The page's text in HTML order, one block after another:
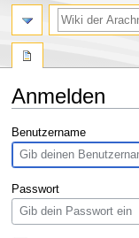
Anmelden
Zur
Navigation
springen
Zur
Suche
springen
Benutzername
Passwort